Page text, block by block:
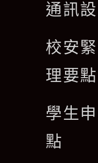
通訊
校安
理要點
學生
點